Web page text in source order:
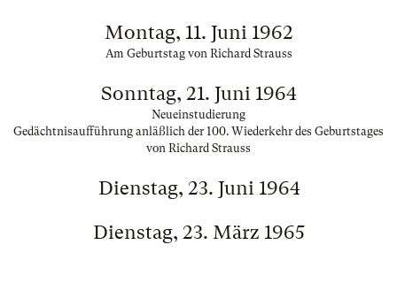
Montag, 11. Juni 1962
Am Geburtstag von Richard Strauss
Sonntag, 21. Juni 1964
Neueinstudierung
Gedächtnisaufführung anläßlich der 100. Wiederkehr des Geburtstages
von Richard Strauss
Dienstag, 23. Juni 1964
Dienstag, 23. März 1965